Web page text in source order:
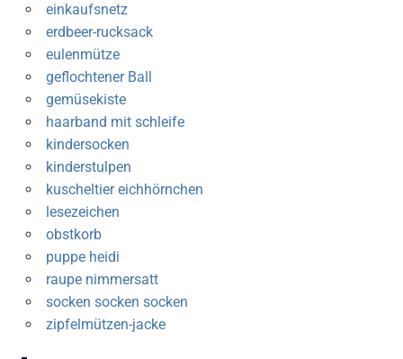
einkaufsnetz
erdbeer-rucksack
eulenmütze
geflochtener Ball
gemüsekiste
haarband mit schleife
kindersocken
kinderstulpen
kuscheltier eichhörnchen
lesezeichen
obstkorb
puppe heidi
raupe nimmersatt
socken socken socken
zipfelmützen-jacke